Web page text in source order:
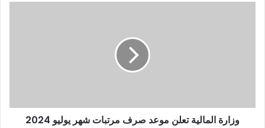
وزارة المالية تعلن موعد صرف مرتبات شهر يوليو 2024